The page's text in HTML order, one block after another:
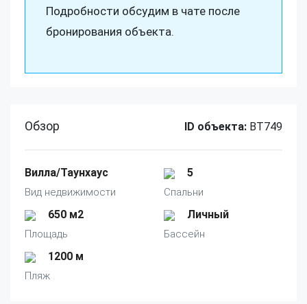
Подробности обсудим в чате после
бронирования объекта.
Обзор ID объекта: BT749
Вилла/Таунхаус
Вид недвижимости
5
Спальни
650 м2
Площадь
Личный
Бассейн
1200 м
Пляж